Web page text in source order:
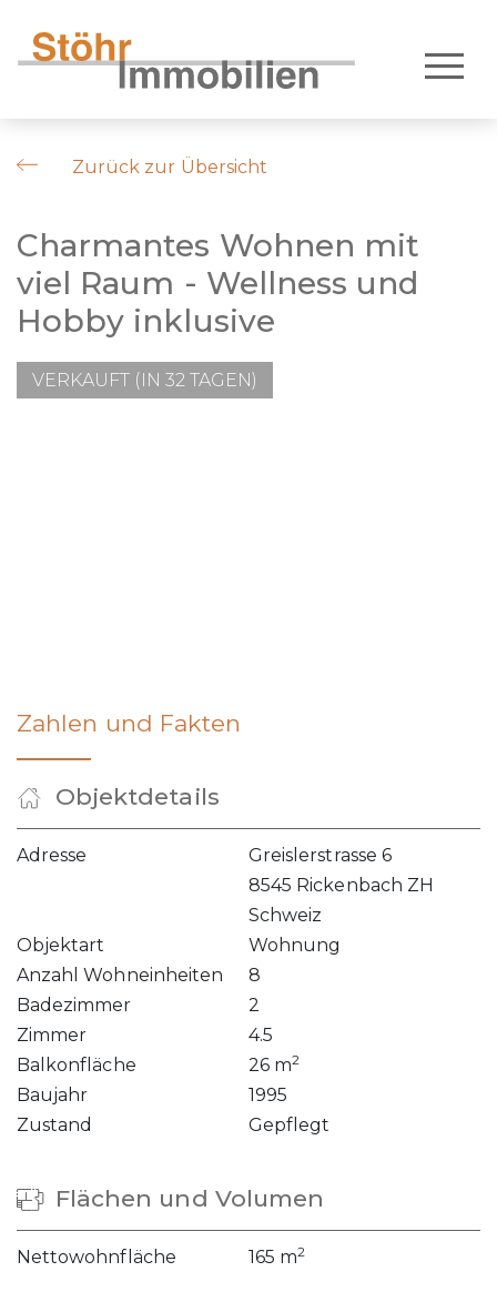
Zurück zur Übersicht
Charmantes Wohnen mit
viel Raum - Wellness und
Hobby inklusive
VERKAUFT (IN 32 TAGEN)
Zahlen und Fakten
Objektdetails
Adresse
Greislerstrasse 6
8545 Rickenbach ZH
Schweiz
Objektart
Wohnung
Anzahl Wohneinheiten
8
Badezimmer
2
Zimmer
4.5
Balkonfläche
26 m2
Baujahr
1995
Zustand
Gepflegt
Flächen und Volumen
Nettowohnfläche 165 m2